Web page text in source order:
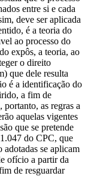
entre si e cada
deve ser aplicada
é a teoria do
ao processo do
expôs, a teoria, ao
o direito
que dele resulta
é a identificação do
a fim de
portanto, as regras a
aquelas vigentes
que se pretende
do CPC, que
se aplicam
ofício a partir da
de resguardar